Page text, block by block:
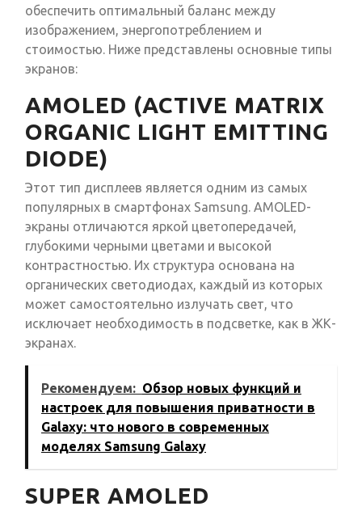
обеспечить оптимальный баланс между
изображением, энергопотреблением и
стоимостью. Ниже представлены основные типы
экранов:
AMOLED (ACTIVE MATRIX
ORGANIC LIGHT EMITTING
DIODE)
Этот тип дисплеев является одним из самых
популярных в смартфонах Samsung. AMOLED-
экраны отличаются яркой цветопередачей,
глубокими черными цветами и высокой
контрастностью. Их структура основана на
органических светодиодах, каждый из которых
может самостоятельно излучать свет, что
исключает необходимость в подсветке, как в ЖК-
экранах.
Рекомендуем: Обзор новых функций и
настроек для повышения приватности в
Galaxy: что нового в современных
моделях Samsung Galaxy
SUPER AMOLED